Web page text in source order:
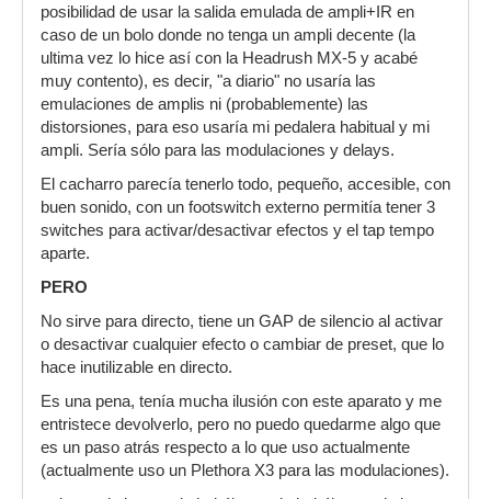
posibilidad de usar la salida emulada de ampli+IR en
caso de un bolo donde no tenga un ampli decente (la
ultima vez lo hice así con la Headrush MX-5 y acabé
muy contento), es decir, "a diario" no usaría las
emulaciones de amplis ni (probablemente) las
distorsiones, para eso usaría mi pedalera habitual y mi
ampli. Sería sólo para las modulaciones y delays.
El cacharro parecía tenerlo todo, pequeño, accesible, con
buen sonido, con un footswitch externo permitía tener 3
switches para activar/desactivar efectos y el tap tempo
aparte.
PERO
No sirve para directo, tiene un GAP de silencio al activar
o desactivar cualquier efecto o cambiar de preset, que lo
hace inutilizable en directo.
Es una pena, tenía mucha ilusión con este aparato y me
entristece devolverlo, pero no puedo quedarme algo que
es un paso atrás respecto a lo que uso actualmente
(actualmente uso un Plethora X3 para las modulaciones).